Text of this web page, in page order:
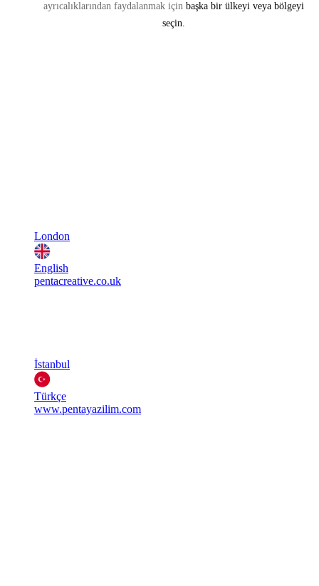
ayrıcalıklarından faydalanmak için başka bir ülkeyi veya bölgeyi
seçin.
London
English
pentacreative.co.uk
İstanbul
Türkçe
www.pentayazilim.com